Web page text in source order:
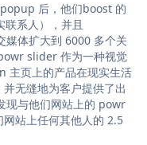
后，他们boost 的
系人），并且
体扩大到 6000 多个关
slider 作为一种视觉
主页上的产品在现实生活
无缝地为客户提供了出
现与他们网站上的 powr
站上任何其他人的 2.5